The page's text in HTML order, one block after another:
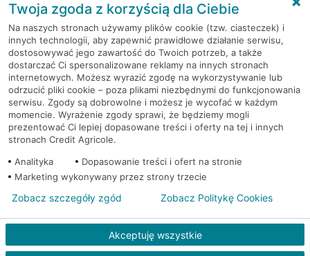
RODO
Regulamin serwisu
Mapa serwisu
PolitykaCookies
© 2026 Credit Agricole Bank Polska S.A. Wszelkie prawa zastrzeżone
Twoja zgoda z korzyścią dla Ciebie
Na naszych stronach używamy plików cookie (tzw. ciasteczek) i
innych technologii, aby zapewnić prawidłowe działanie serwisu,
dostosowywać jego zawartość do Twoich potrzeb, a także
dostarczać Ci spersonalizowane reklamy na innych stronach
internetowych. Możesz wyrazić zgodę na wykorzystywanie lub
odrzucić pliki cookie – poza plikami niezbędnymi do funkcjonowania
serwisu. Zgody są dobrowolne i możesz je wycofać w każdym
momencie. Wyrażenie zgody sprawi, że będziemy mogli
prezentować Ci lepiej dopasowane treści i oferty na tej i innych
stronach Credit Agricole.
Analityka
Dopasowanie treści i ofert na stronie
Marketing wykonywany przez strony trzecie
Akceptuję wszystkie
Zobacz szczegóły zgód Zobacz Politykę Cookies